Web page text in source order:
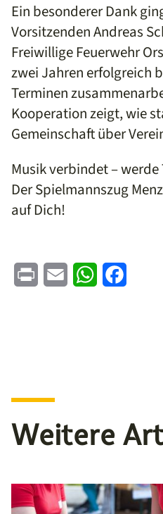
Ein besonderer Dank
Vorsitzenden Andreas
Freiwillige Feuerwehr
zwei Jahren erfolgreich
Terminen
Kooperation zeigt, wie
Gemeinschaft über
Musik verbindet –
Der Spielmannszug
auf Dich!
Print Email WhatsApp
Weitere